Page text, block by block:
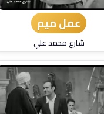
عمل ميم
شارع محمد علي